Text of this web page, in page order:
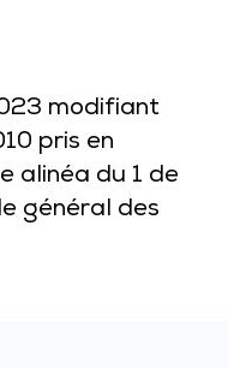
modifiant
pris en
alinéa du 1 de
général des